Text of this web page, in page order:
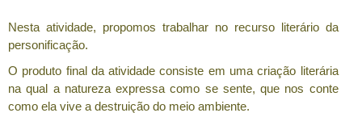
Nesta atividade, propomos trabalhar no recurso literário da
personificação.
O produto final da atividade consiste em uma criação literária
na qual a natureza expressa como se sente, que nos conte
como ela vive a destruição do meio ambiente.